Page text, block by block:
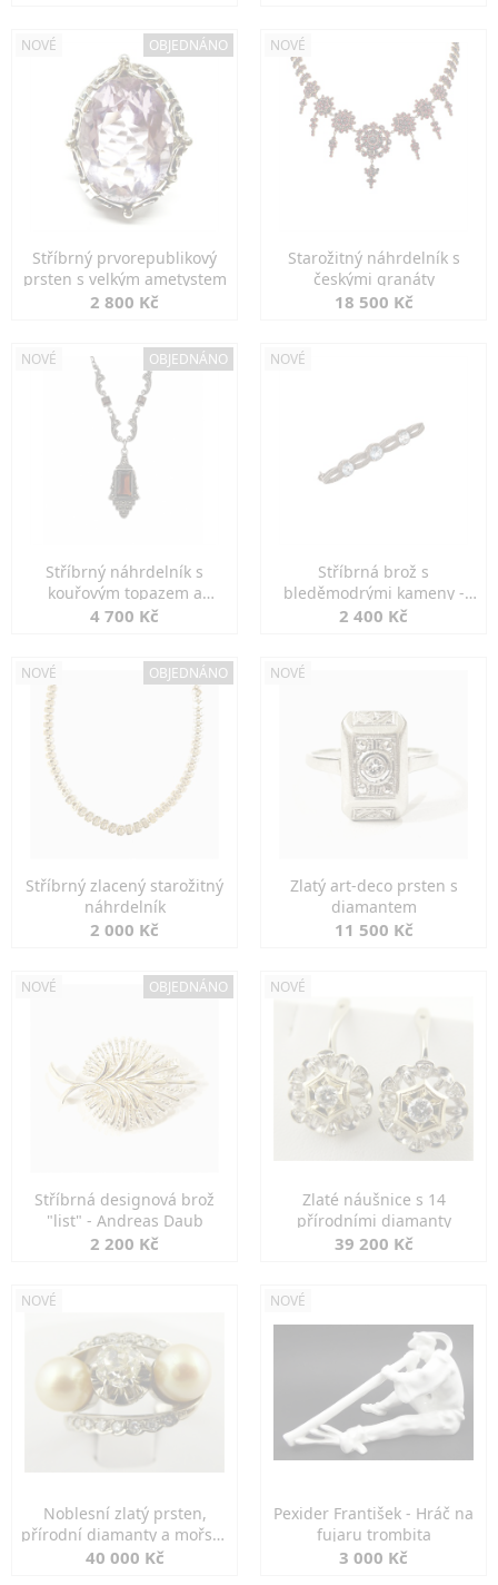
NOVÉ OBJEDNÁNO
Stříbrný prvorepublikový
prsten s velkým ametystem
2 800 Kč
NOVÉ
Starožitný náhrdelník s
českými granáty
18 500 Kč
NOVÉ OBJEDNÁNO
Stříbrný náhrdelník s
kouřovým topazem a
markazity
4 700 Kč
NOVÉ
Stříbrná brož s
bleděmodrými kameny -
jemná elegance
2 400 Kč
NOVÉ OBJEDNÁNO
Stříbrný zlacený starožitný
náhrdelník
2 000 Kč
NOVÉ
Zlatý art-deco prsten s
diamantem
11 500 Kč
NOVÉ OBJEDNÁNO
Stříbrná designová brož
"list" - Andreas Daub
2 200 Kč
NOVÉ
Zlaté náušnice s 14
přírodními diamanty
39 200 Kč
NOVÉ
Noblesní zlatý prsten,
přírodní diamanty a mořské
perly
40 000 Kč
NOVÉ
Pexider František - Hráč na
fujaru trombita
3 000 Kč